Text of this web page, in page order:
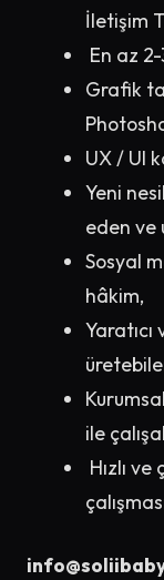
İletişim
En az
Grafik
UX / UI
Yeni
eden ve
Sosyal
hâkim,
ile
Hızlı